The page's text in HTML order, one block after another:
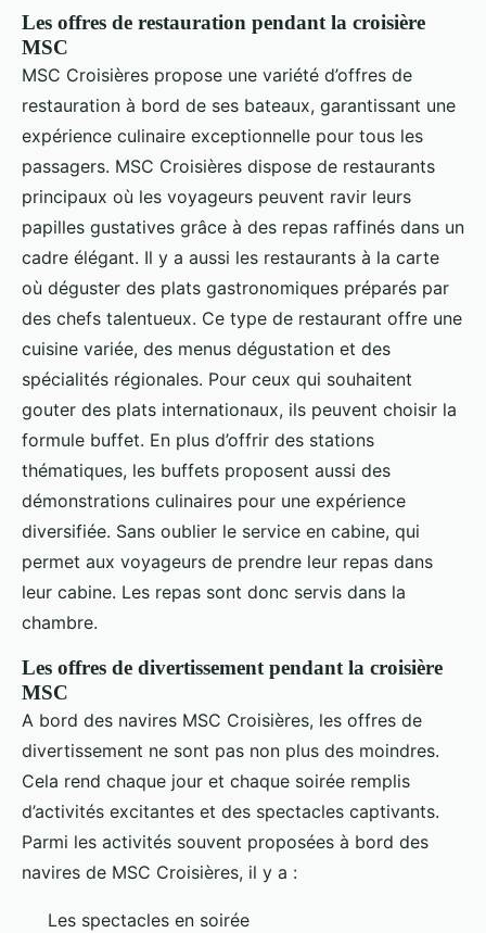
Les offres de restauration pendant la croisière
MSC
MSC Croisières propose une variété d’offres de
restauration à bord de ses bateaux, garantissant une
expérience culinaire exceptionnelle pour tous les
passagers. MSC Croisières dispose de restaurants
principaux où les voyageurs peuvent ravir leurs
papilles gustatives grâce à des repas raffinés dans un
cadre élégant. Il y a aussi les restaurants à la carte
où déguster des plats gastronomiques préparés par
des chefs talentueux. Ce type de restaurant offre une
cuisine variée, des menus dégustation et des
spécialités régionales. Pour ceux qui souhaitent
gouter des plats internationaux, ils peuvent choisir la
formule buffet. En plus d’offrir des stations
thématiques, les buffets proposent aussi des
démonstrations culinaires pour une expérience
diversifiée. Sans oublier le service en cabine, qui
permet aux voyageurs de prendre leur repas dans
leur cabine. Les repas sont donc servis dans la
chambre.
Les offres de divertissement pendant la croisière
MSC
A bord des navires MSC Croisières, les offres de
divertissement ne sont pas non plus des moindres.
Cela rend chaque jour et chaque soirée remplis
d’activités excitantes et des spectacles captivants.
Parmi les activités souvent proposées à bord des
navires de MSC Croisières, il y a :
Les spectacles en soirée